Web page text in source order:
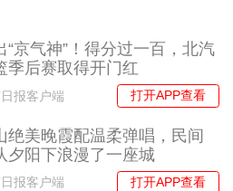
“京气神”！得分过一百，北汽
季后赛取得开门红
报客户端 打开APP查看
绝美晚霞配温柔弹唱，民间
夕阳下浪漫了一座城
报客户端 打开APP查看